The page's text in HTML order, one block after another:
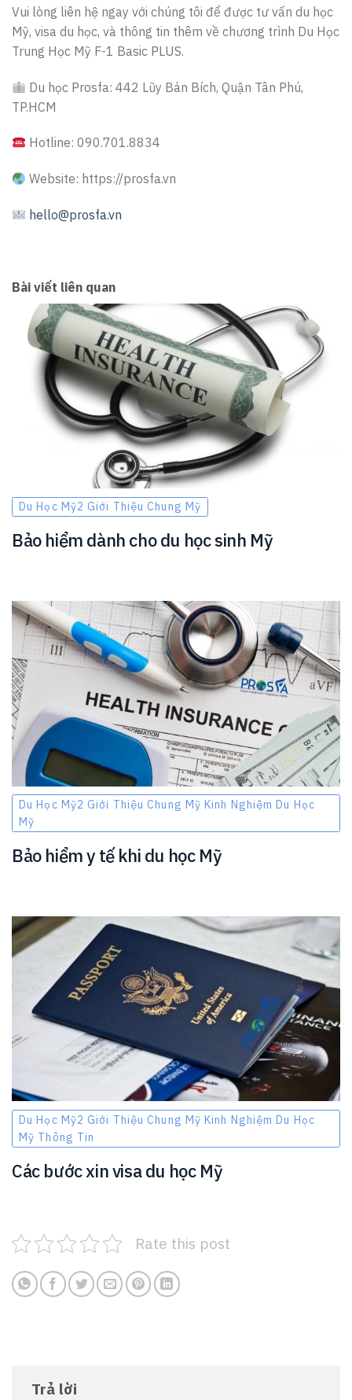
Vui lòng liên hệ ngay với chúng tôi để được tư vấn du học
Mỹ, visa du học, và thông tin thêm về chương trình Du Học
Trung Học Mỹ F-1 Basic PLUS.
Du học Prosfa: 442 Lũy Bán Bích, Quận Tân Phú,
TP.HCM
Hotline: 090.701.8834
Website: https://prosfa.vn
hello@prosfa.vn
Bài viết liên quan
Du Học Mỹ2 Giới Thiệu Chung Mỹ
Bảo hiểm dành cho du học sinh Mỹ
Du Học Mỹ2 Giới Thiệu Chung Mỹ Kinh Nghiệm Du Học
Mỹ
Bảo hiểm y tế khi du học Mỹ
Du Học Mỹ2 Giới Thiệu Chung Mỹ Kinh Nghiệm Du Học
Mỹ Thông Tin
Các bước xin visa du học Mỹ
Rate this post
Trả lời